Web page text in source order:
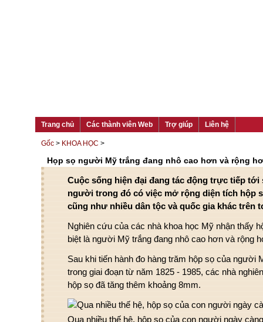
Trang chủ Các thành viên Web Trợ giúp Liên hệ
Gốc > KHOA HỌC >
Họp sọ người Mỹ trắng đang nhô cao hơn và rộng
Cuộc sống hiện đại đang tác động trực tiếp tới
người trong đó có việc mở rộng diện tích hộp
cũng như nhiều dân tộc và quốc gia khác trên
Nghiên cứu của các nhà khoa học Mỹ nhận thấy
biệt là người Mỹ trắng đang nhô cao hơn và rộng
Sau khi tiến hành đo hàng trăm hộp sọ của người
trong giai đoạn từ năm 1825 - 1985, các nhà
hộp sọ đã tăng thêm khoảng 8mm.
Qua nhiều thế hệ, hộp sọ của con người ngày